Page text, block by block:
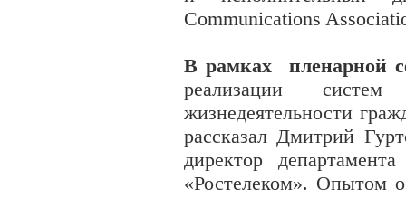
Communications
В рамках пленарной
реализации систем
жизнедеятельности
рассказал Дмитрий
директор
«Ростелеком». Опытом